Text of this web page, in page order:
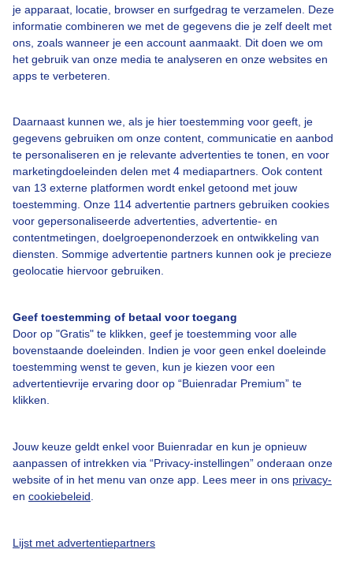
je apparaat, locatie, browser en surfgedrag te verzamelen. Deze
informatie combineren we met de gegevens die je zelf deelt met
ons, zoals wanneer je een account aanmaakt. Dit doen we om
het gebruik van onze media te analyseren en onze websites en
apps te verbeteren.
Daarnaast kunnen we, als je hier toestemming voor geeft, je
gegevens gebruiken om onze content, communicatie en aanbod
te personaliseren en je relevante advertenties te tonen, en voor
marketingdoeleinden delen met 4 mediapartners. Ook content
van 13 externe platformen wordt enkel getoond met jouw
toestemming. Onze 114 advertentie partners gebruiken cookies
voor gepersonaliseerde advertenties, advertentie- en
contentmetingen, doelgroepenonderzoek en ontwikkeling van
diensten. Sommige advertentie partners kunnen ook je precieze
geolocatie hiervoor gebruiken.
Geef toestemming of betaal voor toegang
Door op "Gratis" te klikken, geef je toestemming voor alle
bovenstaande doeleinden. Indien je voor geen enkel doeleinde
toestemming wenst te geven, kun je kiezen voor een
advertentievrije ervaring door op “Buienradar Premium” te
klikken.
Jouw keuze geldt enkel voor Buienradar en kun je opnieuw
aanpassen of intrekken via “Privacy-instellingen” onderaan onze
website of in het menu van onze app. Lees meer in ons privacy-
en cookiebeleid
Lijst met advertentiepartners
Bekijk slideshow
Een moment geduld aub...
Over Buienradar
Veelgestelde vragen
Contact
Toegankelijkheid
Buienradar Team
Privacy instellingen